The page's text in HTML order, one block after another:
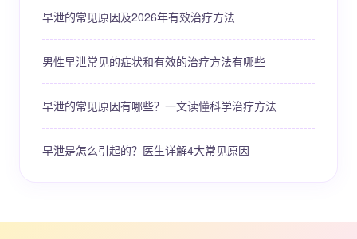
早泄的常见原因及2026年有效治疗方法
男性早泄常见的症状和有效的治疗方法有哪些
早泄的常见原因有哪些？一文读懂科学治疗方法
早泄是怎么引起的？医生详解4大常见原因